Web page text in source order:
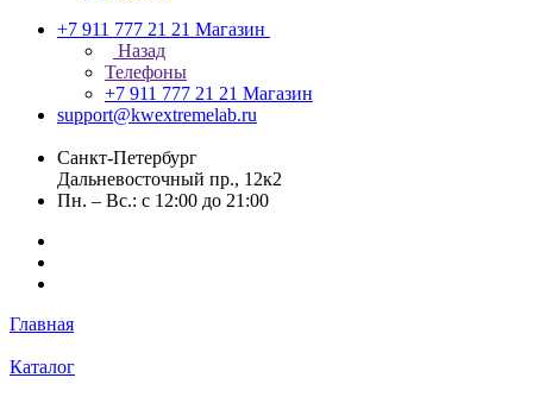
+7 911 777 21 21 Магазин
Назад
Телефоны
+7 911 777 21 21 Магазин
support@kwextremelab.ru
Санкт-Петербург
Дальневосточный пр., 12к2
Пн. – Вс.: с 12:00 до 21:00
Главная
Каталог